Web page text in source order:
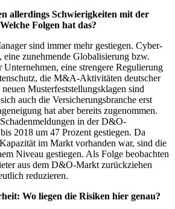
allerdings Schwierigkeiten mit der
Folgen hat das?
sind immer mehr gestiegen. Cyber-
eine zunehmende Globalisierung bzw.
eine strengere Regulierung
die M&A-Aktivitäten deutscher
Musterfeststellungsklagen sind
auch die Versicherungsbranche erst
hat aber bereits zugenommen.
in der D&O-
2018 um 47 Prozent gestiegen. Da
im Markt vorhanden war, sind die
Niveau gestiegen. Als Folge beobachten
aus dem D&O-Markt zurückziehen
reduzieren.
Wo liegen die Risiken hier genau?